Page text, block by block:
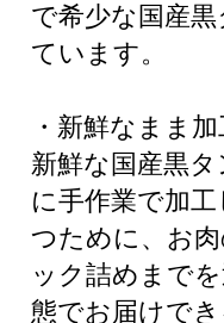
で希少な国産
ています。
・新鮮なまま加
新鮮な国産黒
に手作業で加
つために、お
ック詰めまで
態でお届けで